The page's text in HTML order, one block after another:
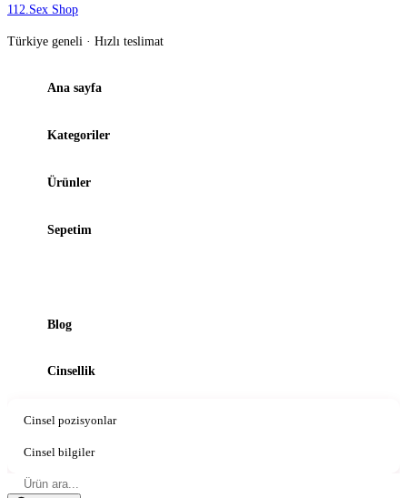
112.Sex Shop
Türkiye geneli · Hızlı teslimat
Ana sayfa
Kategoriler
Ürünler
Sepetim
Blog
Cinsellik
Cinsel pozisyonlar
Cinsel bilgiler